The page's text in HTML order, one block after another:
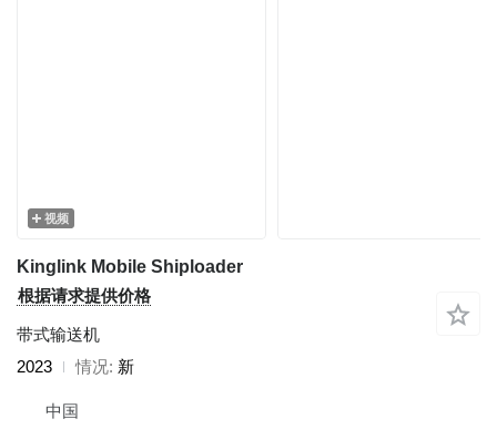
视频
Kinglink Mobile Shiploader
根据请求提供价格
带式输送机
2023
情况 新
中国